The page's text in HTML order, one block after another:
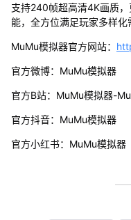
支持240帧超高清4K画质
能，全方位满足玩家多样化
MuMu模拟器官方网站：
官方微博：MuMu模拟器
官方B站：MuMu模拟器-
官方抖音：MuMu模拟器
官方小红书：MuMu模拟器